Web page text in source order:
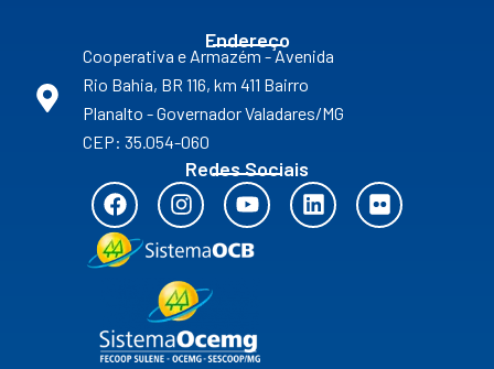
Endereço
Cooperativa e Armazém - Avenida
Rio Bahia, BR 116, km 411 Bairro
Planalto - Governador Valadares/MG
CEP: 35.054-060
Redes Sociais
F
a
c
e
o
k
I
n
t
a
g
r
a
Y
o
u
t
e
L
i
F
l